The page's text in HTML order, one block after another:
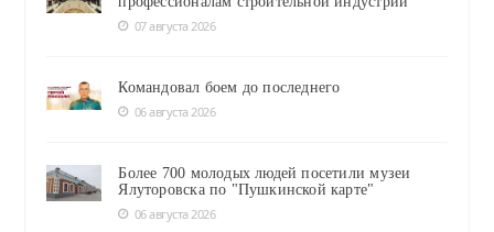
07 августа 2026
Командовал боем до последнего
06 августа 2026
Более 700 молодых людей посетили музеи
Ялуторовска по "Пушкинской карте"
06 августа 2026